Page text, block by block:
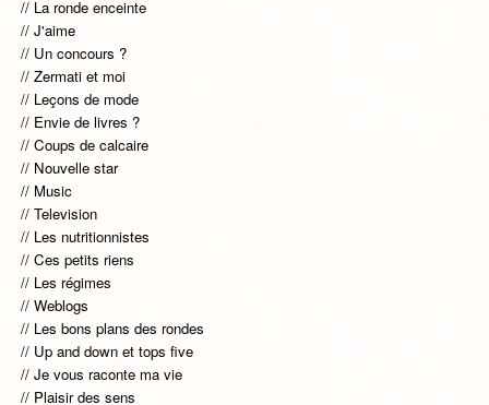
La ronde enceinte
J'aime
Un concours ?
Zermati et moi
Leçons de mode
Envie de livres ?
Coups de calcaire
Nouvelle star
Music
Television
Les nutritionnistes
Ces petits riens
Les régimes
Weblogs
Les bons plans des rondes
Up and down et tops five
Je vous raconte ma vie
Plaisir des sens